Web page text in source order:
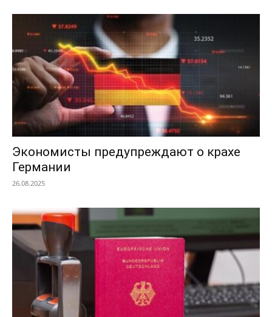
Экономисты предупреждают о крахе
Германии
26.08.2025